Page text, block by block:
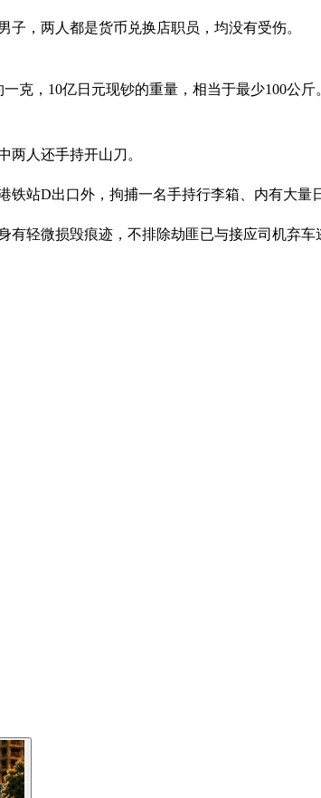
子，两人都是货币兑换店职员，均没有受伤。
克，10亿日元现钞的重量，相当于最少100公
两人还手持开山刀。
铁站D出口外，拘捕一名手持行李箱、内有大
轻微损毁痕迹，不排除劫匪已与接应司机弃车